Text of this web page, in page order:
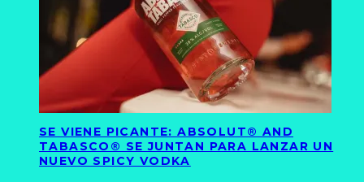
SE VIENE PICANTE: ABSOLUT® AND
TABASCO® SE JUNTAN PARA LANZAR UN
NUEVO SPICY VODKA